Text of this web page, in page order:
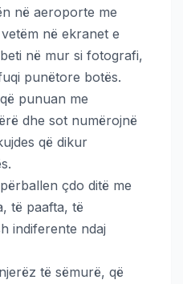
në aeroporte me
në ekranet e
në mur si fotografi,
punëtore botës.
punuan me
dhe sot numërojnë
që dikur
çdo ditë me
të paafta, të
indiferente ndaj
të sëmurë, që